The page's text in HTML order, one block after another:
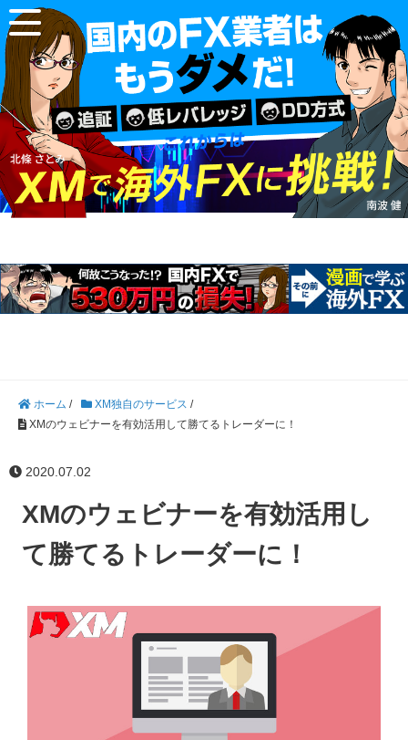
ホーム / XM独自のサービス /
XMのウェビナーを有効活用して勝てるトレーダーに！
2020.07.02
XMのウェビナーを有効活用し
て勝てるトレーダーに！